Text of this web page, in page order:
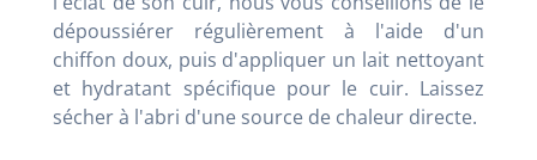
dépoussiérer régulièrement à l'aide d'un
chiffon doux, puis d'appliquer un lait nettoyant
et hydratant spécifique pour le cuir. Laissez
sécher à l'abri d'une source de chaleur directe.